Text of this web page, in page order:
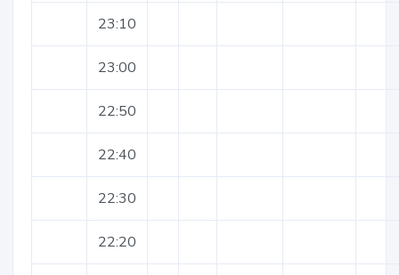
23:10
23:00
22:50
22:40
22:30
22:20